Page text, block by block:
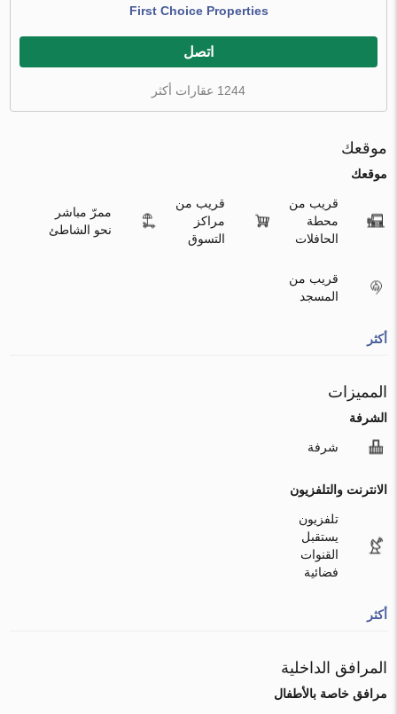
First Choice Properties
اتصل
1244 عقارات أكثر
موقعك
موقعك
قريب من
محطة
الحافلات
قريب من
مراكز
التسوق
ممرّ مباشر
نحو الشاطئ
قريب من
المسجد
أكثر
المميزات
الشرفة
شرفة
الانترنت والتلفزيون
تلفزيون
يستقبل
القنوات
فضائية
أكثر
المرافق الداخلية
مرافق خاصة بالأطفال